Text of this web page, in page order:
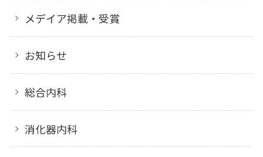
メデイア掲載・受賞
お知らせ
総合内科
消化器内科